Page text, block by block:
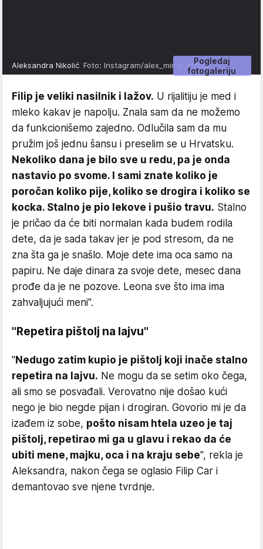
Pogledaj
fotogaleriju
Aleksandra Nikolić Foto: Instagram/alex_mima_official
Filip je veliki nasilnik i lažov. U rijalitiju je med i
mleko kakav je napolju. Znala sam da ne možemo
da funkcionišemo zajedno. Odlučila sam da mu
pružim još jednu šansu i preselim se u Hrvatsku.
Nekoliko dana je bilo sve u redu, pa je onda
nastavio po svome. I sami znate koliko je
poročan koliko pije, koliko se drogira i koliko se
kocka. Stalno je pio lekove i pušio travu. Stalno
je pričao da će biti normalan kada budem rodila
dete, da je sada takav jer je pod stresom, da ne
zna šta ga je snašlo. Moje dete ima oca samo na
papiru. Ne daje dinara za svoje dete, mesec dana
prođe da je ne pozove. Leona sve što ima ima
zahvaljujući meni".
"Repetira pištolj na lajvu"
"Nedugo zatim kupio je pištolj koji inače stalno
repetira na lajvu. Ne mogu da se setim oko čega,
ali smo se posvađali. Verovatno nije došao kući
nego je bio negde pijan i drogiran. Govorio mi je da
izađem iz sobe, pošto nisam htela uzeo je taj
pištolj, repetirao mi ga u glavu i rekao da će
ubiti mene, majku, oca i na kraju sebe", rekla je
Aleksandra, nakon čega se oglasio Filip Car i
demantovao sve njene tvrdnje.